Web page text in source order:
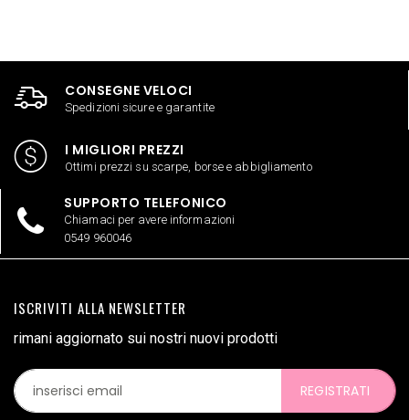
CONSEGNE VELOCI
Spedizioni sicure e garantite
I MIGLIORI PREZZI
Ottimi prezzi su scarpe, borse e abbigliamento
SUPPORTO TELEFONICO
Chiamaci per avere informazioni
0549 960046
ISCRIVITI ALLA NEWSLETTER
rimani aggiornato sui nostri nuovi prodotti
REGISTRATI